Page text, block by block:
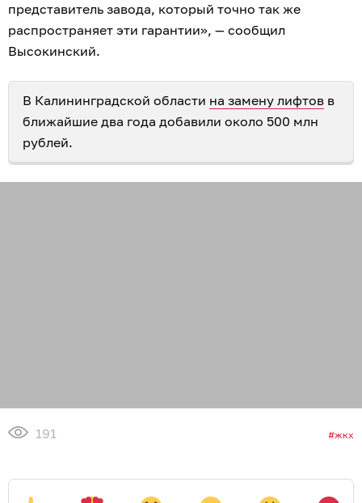
представитель завода, который точно так же
распространяет эти гарантии», — сообщил
Высокинский.
В Калининградской области на замену лифтов в
ближайшие два года добавили около 500 млн
рублей.
191 жкх